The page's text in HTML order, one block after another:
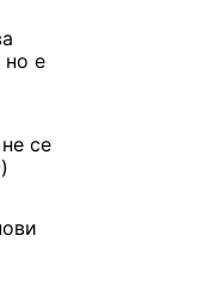
но е
се